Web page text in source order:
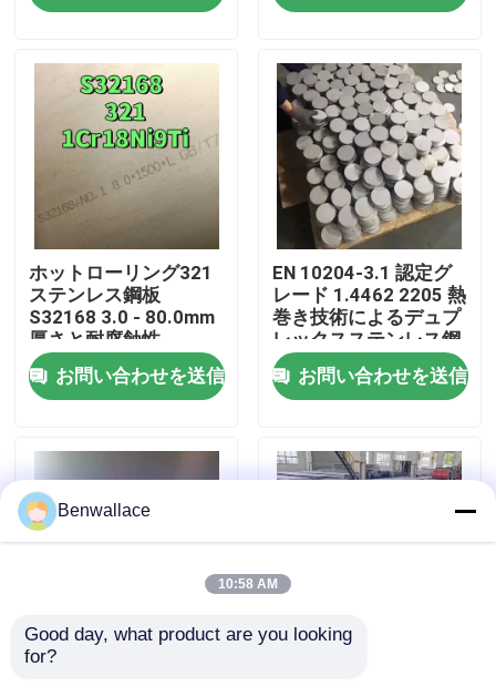
製品
ビデオ
わたしたち に つい て
工場ツアー
品質管理
連絡 ください
ニュース
ホットローリング321
ステンレス鋼板
S32168 3.0 - 80.0mm
厚さと耐腐蝕性
お問い合わせを送信
EN 10204-3.1 認定グ
レード 1.4462 2205 熱
巻き技術によるデュプ
レックスステンレス鋼
板
お問い合わせを送信
ホットロール NO.1 表
Benwallace
10:58 AM
Good day, what product are you looking
for?